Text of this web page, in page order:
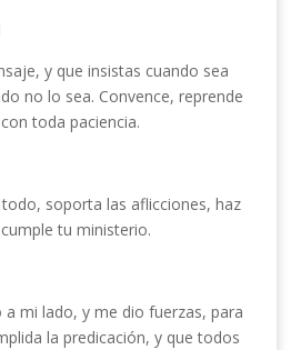
y que insistas cuando sea
no lo sea. Convence, reprende
toda paciencia.
soporta las aflicciones, haz
tu ministerio.
a mi lado, y me dio fuerzas, para
la predicación, y que todos